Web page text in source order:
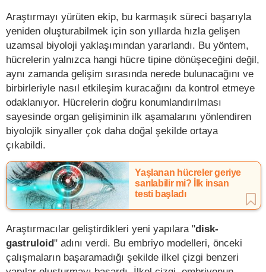
Araştırmayı yürüten ekip, bu karmaşık süreci başarıyla
yeniden oluşturabilmek için son yıllarda hızla gelişen
uzamsal biyoloji yaklaşımından yararlandı. Bu yöntem,
hücrelerin yalnızca hangi hücre tipine dönüşeceğini değil,
aynı zamanda gelişim sırasında nerede bulunacağını ve
birbirleriyle nasıl etkileşim kuracağını da kontrol etmeye
odaklanıyor. Hücrelerin doğru konumlandırılması
sayesinde organ gelişiminin ilk aşamalarını yönlendiren
biyolojik sinyaller çok daha doğal şekilde ortaya
çıkabildi.
Yaşlanan hücreler geriye
sarılabilir mi? İlk insan
testi başladı
Araştırmacılar geliştirdikleri yeni yapılara "disk-
gastruloid" adını verdi. Bu embriyo modelleri, önceki
çalışmaların başaramadığı şekilde ilkel çizgi benzeri